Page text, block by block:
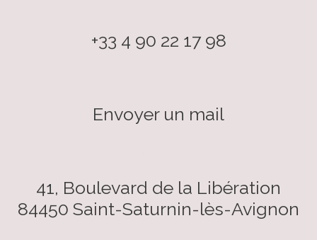
+33 4 90 22 17 98
Envoyer un mail
41, Boulevard de la Libération
84450 Saint-Saturnin-lès-Avignon